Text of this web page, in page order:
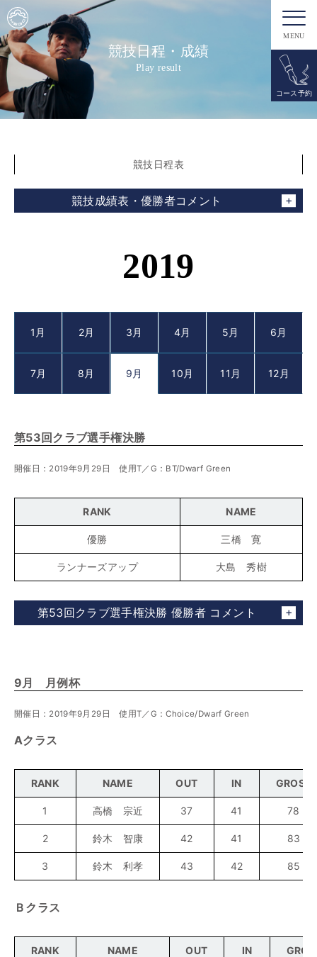
MENU
コース予約
競技日程・成績
Play result
競技日程表
競技成績表・優勝者コメント
2019
1月 2月 3月 4月 5月 6月
7月 8月 9月 10月 11月 12月
第53回クラブ選手権決勝
開催日：2019年9月29日 使用T／G：BT/Dwarf Green
RANK NAME
優勝 三橋 寛
ランナーズアップ 大島 秀樹
第53回クラブ選手権決勝 優勝者 コメント
9月 月例杯
開催日：2019年9月29日 使用T／G：Choice/Dwarf Green
Aクラス
RANK NAME OUT IN GROSS
1 高橋 宗近 37 41 78
2 鈴木 智康 42 41 83
3 鈴木 利孝 43 42 85
Ｂクラス
RANK NAME OUT IN